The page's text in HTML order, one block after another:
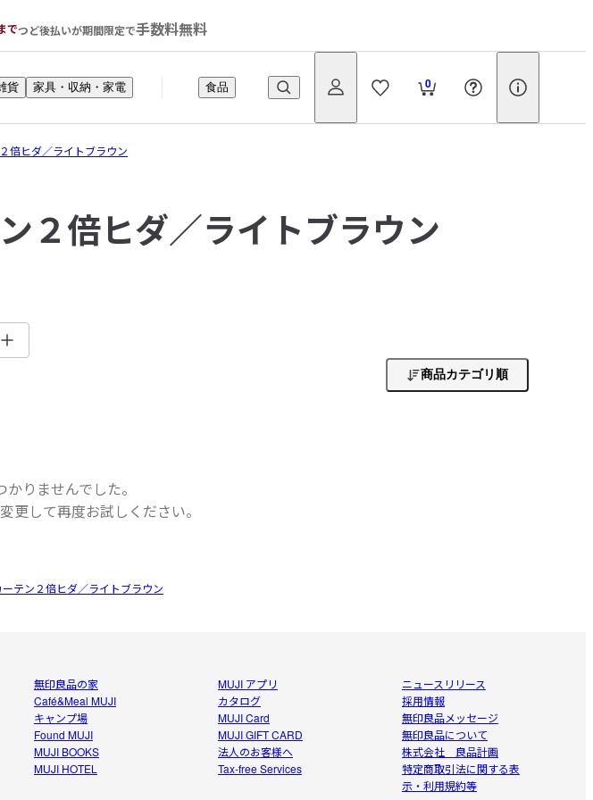
でつど後払いが期間限定で手数料無料
0
貨 家具・収納・家電 食品
倍ヒダ／ライトブラウン
２倍ヒダ／ライトブラウン
商品カテゴリ順
りませんでした。
更して再度お試しください。
テン２倍ヒダ／ライトブラウン
無印良品の家
Café&Meal MUJI
キャンプ場
Found MUJI
MUJI BOOKS
MUJI HOTEL
MUJI アプリ
カタログ
MUJI Card
MUJI GIFT CARD
法人のお客様へ
Tax-free Services
ニュースリリース
採用情報
無印良品メッセージ
無印良品について
株式会社 良品計画
特定商取引法に関する表
示・利用規約等